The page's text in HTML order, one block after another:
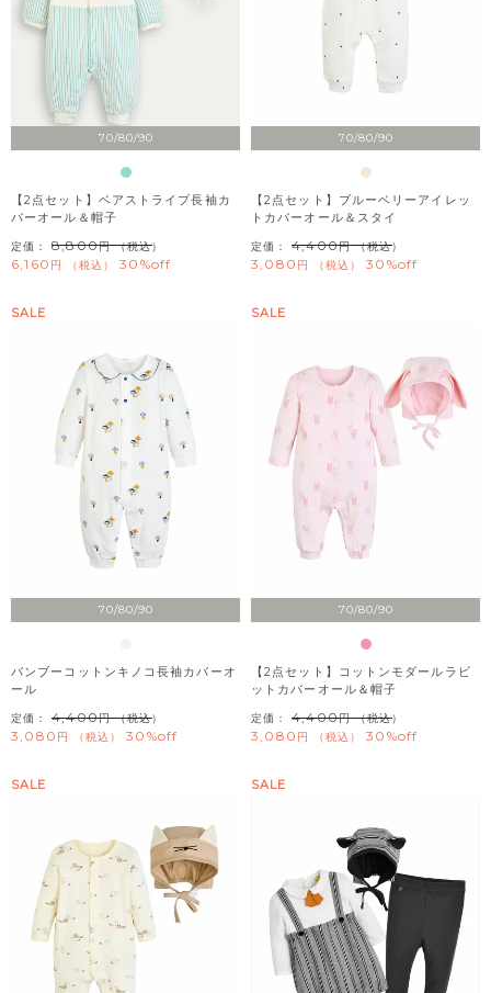
70/80/90
【2点セット】ベアストライプ長袖カ
バーオール＆帽子
定価： 8,800 （税込）
6,160 税込 30%off
70/80/90
【2点セット】ブルーベリーアイレッ
トカバーオール＆スタイ
定価： 4,400 （税込）
3,080 税込 30%off
70/80/90
SALE
バンブーコットンキノコ長袖カバーオ
ール
定価： 4,400 （税込）
3,080 税込 30%off
70/80/90
SALE
【2点セット】コットンモダールラビ
ットカバーオール＆帽子
定価： 4,400 （税込）
3,080 税込 30%off
SALE SALE